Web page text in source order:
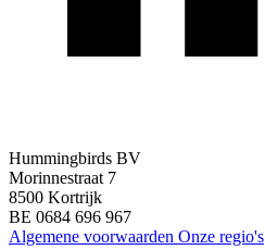
Hummingbirds BV
Morinnestraat 7
8500 Kortrijk
BE 0684 696 967
Algemene voorwaarden Onze regio's